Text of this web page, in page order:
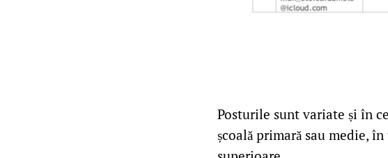
Posturile sunt variate și în
școală primară sau medie,